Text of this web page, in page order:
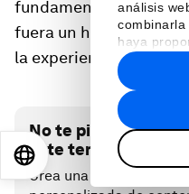
análisis
haya
recopilado
hecho de
fundamental de mi
fuera un hombre, pero
la experiencia y el
No te pierdas
este tema
Crea una cuenta
EN